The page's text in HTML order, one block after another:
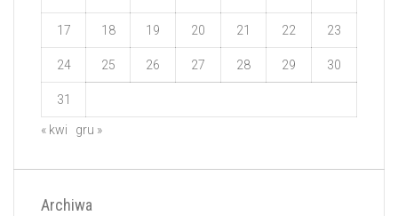
17 18 19 20 21 22 23
24 25 26 27 28 29 30
31
« kwi gru »
Archiwa